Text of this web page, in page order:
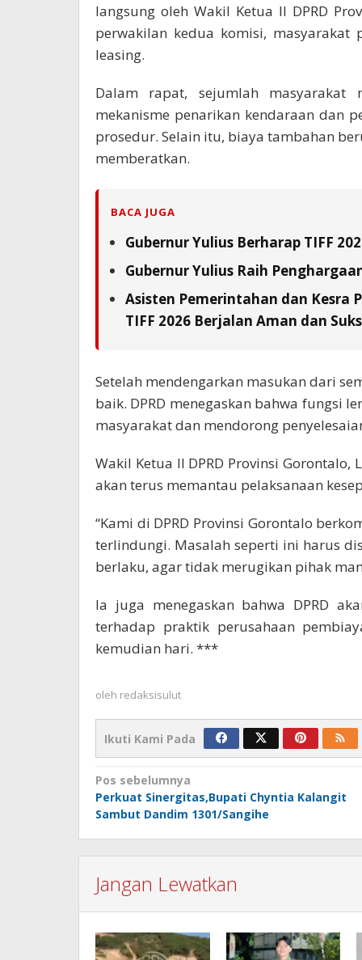
langsung oleh Wakil Ketua II DPRD
perwakilan kedua komisi,
leasing.
Dalam rapat, sejumlah masyarakat
mekanisme penarikan kendaraan dan
prosedur. Selain itu, biaya tambahan
memberatkan.
BACA JUGA
Gubernur Yulius Berharap TIFF
Gubernur Yulius Raih
Asisten Pemerintahan dan Kesra
TIFF 2026 Berjalan Aman dan
Setelah mendengarkan masukan dari
baik. DPRD menegaskan bahwa fungsi
masyarakat dan mendorong
Wakil Ketua II DPRD Provinsi
akan terus memantau pelaksanaan
“Kami di DPRD Provinsi Gorontalo
terlindungi. Masalah seperti ini harus
berlaku, agar tidak merugikan pihak
Ia juga menegaskan bahwa DPRD
terhadap praktik perusahaan
kemudian hari. ***
oleh redaksisulut
Ikuti Kami Pada
Navigasi
pos
Pos sebelumnya
Perkuat Sinergitas,Bupati Chyntia Kalangit
Sambut Dandim 1301/Sangihe
Jangan Lewatkan